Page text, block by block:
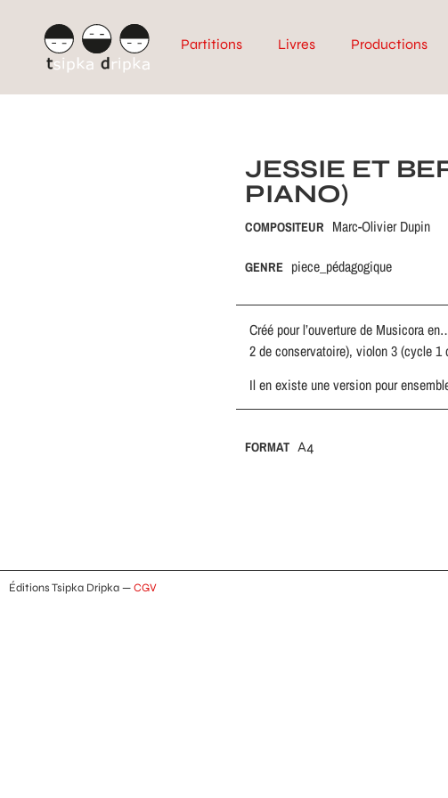
Partitions Livres Productions
JESSIE ET
PIANO)
COMPOSITEUR Marc-Olivier Dupin
GENRE piece_pédagogique
Créé pour l’ouverture de Musicora
2 de conservatoire), violon 3 (cycle
Il en existe une version pour
FORMAT A4
Éditions Tsipka Dripka —CGV